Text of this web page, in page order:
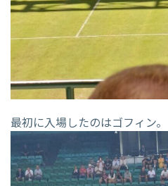
最初に入場したのはゴフィン。